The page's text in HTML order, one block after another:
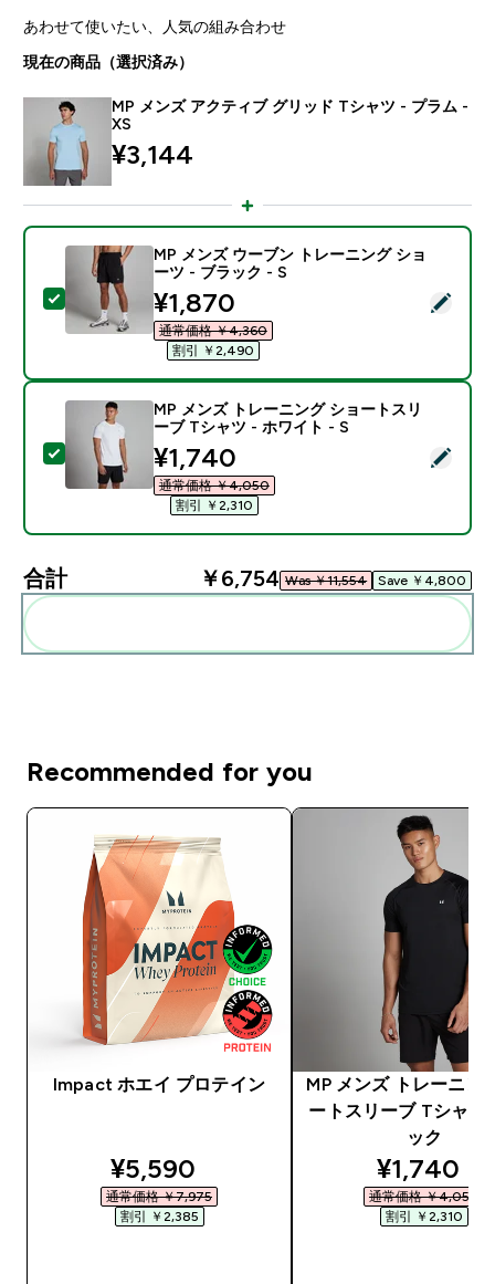
あわせて使いたい、人気の組み合わせ
現在の商品（選択済み）
MP メンズ アクティブ グリッド Tシャツ - プラム -
XS
¥3,144‎
この商品を選択 - MP メンズ ウーブン トレーニング
MP メンズ ウーブン トレーニング ショ
ーツ - ブラック - S
discounted price
¥1,870‎
通常価格 ￥4,360‎
割引 ￥2,490‎
この商品を選択 - MP メンズ トレーニング ショート
MP メンズ トレーニング ショートスリ
ーブ Tシャツ - ホワイト - S
discounted price
¥1,740‎
通常価格 ￥4,050‎
割引 ￥2,310‎
合計 ￥6,754‎ Was ￥11,554‎ Save ￥4,800‎
Recommended for you
Impact ホエイ プロテイン
discounted price
¥5,590‎
通常価格 ￥7,975‎
割引 ￥2,385‎
MP メンズ トレーニン
ートスリーブ Tシャツ
ック
¥1,740‎
通常価格 ￥4,050‎
割引 ￥2,310‎